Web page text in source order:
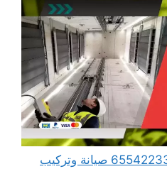
صيانة مصاعد في الكويت 65542233 صيانة وتركيب